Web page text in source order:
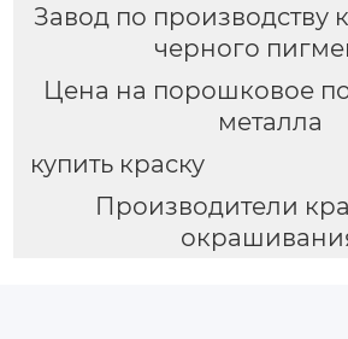
Завод по производству
черного
Цена на порошковое
металла
купить краску
Производители